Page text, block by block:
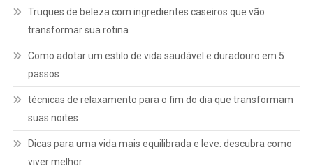
Truques de beleza com ingredientes caseiros que vão
transformar sua rotina
Como adotar um estilo de vida saudável e duradouro em 5
passos
técnicas de relaxamento para o fim do dia que transformam
suas noites
Dicas para uma vida mais equilibrada e leve: descubra como
viver melhor